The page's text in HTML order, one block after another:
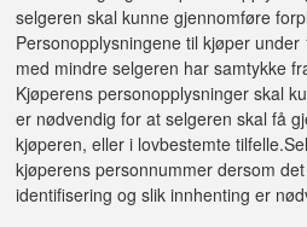
selgeren skal kunne gjennomføre
Personopplysningene til kjøper
med mindre selgeren har samtykke
Kjøperens personopplysninger skal
er nødvendig for at selgeren skal få
kjøperen, eller i lovbestemte
kjøperens personnummer dersom
identifisering og slik innhenting er